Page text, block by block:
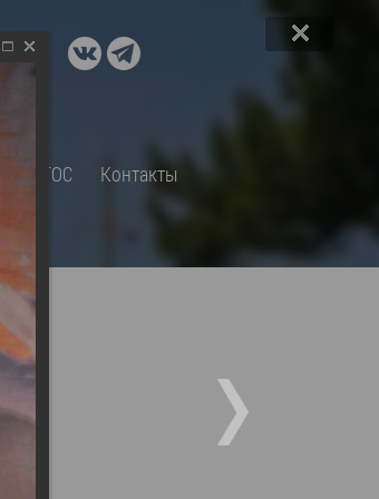
ТОС Контакты
ДОКУМЕНТЫ
Экспертиза действующих
нормативных правовых актов
Оценка применения
обязательных требований
Муниципальный контроль
Формы обращений
Градостроительная деятельность